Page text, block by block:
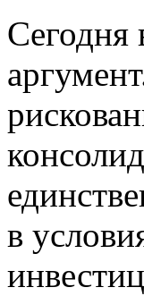
Сегодня
в